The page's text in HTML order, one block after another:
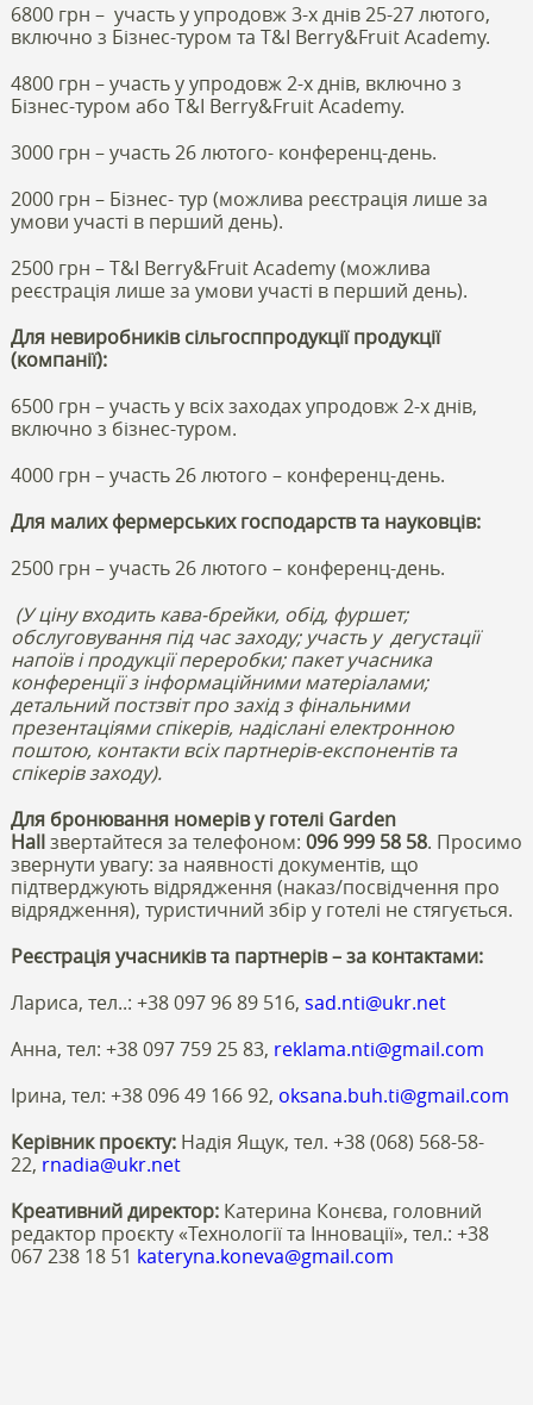
6800 грн – участь у упродовж 3-х днів 25-27 лютого,
включно з Бізнес-туром та T&I Berry&Fruit Academy.
4800 грн – участь у упродовж 2-х днів, включно з
Бізнес-туром або T&I Berry&Fruit Academy.
3000 грн – участь 26 лютого- конференц-день.
2000 грн – Бізнес- тур (можлива реєстрація лише за
умови участі в перший день).
2500 грн – T&I Berry&Fruit Academy (можлива
реєстрація лише за умови участі в перший день).
Для невиробників сільгосппродукції продукції
(компанії):
6500 грн – участь у всіх заходах упродовж 2-х днів,
включно з бізнес-туром.
4000 грн – участь 26 лютого – конференц-день.
Для малих фермерських господарств та науковців:
2500 грн – участь 26 лютого – конференц-день.
(У ціну входить кава-брейки, обід, фуршет;
обслуговування під час заходу; участь у дегустації
напоїв і продукції переробки; пакет учасника
конференції з інформаційними матеріалами;
детальний постзвіт про захід з фінальними
презентаціями спікерів, надіслані електронною
поштою, контакти всіх партнерів-експонентів та
спікерів заходу).
Для бронювання номерів у готелі Garden
Hallзвертайтеся за телефоном: 096 999 58 58. Просимо
звернути увагу: за наявності документів, що
підтверджують відрядження (наказ/посвідчення про
відрядження), туристичний збір у готелі не стягується.
Реєстрація учасників та партнерів – за контактами:
Лариса, тел..: +38 097 96 89 516, sad.nti@ukr.net
Анна, тел: +38 097 759 25 83, reklama.nti@gmail.com
Ірина, тел: +38 096 49 166 92, oksana.buh.ti@gmail.com
Керівник проєкту: Надія Ящук, тел. +38 (068) 568-58-
22, rnadia@ukr.net
Креативний директор: Катерина Конєва, головний
редактор проєкту «Технології та Інновації», тел.: +38
067 238 18 51 kateryna.koneva@gmail.com